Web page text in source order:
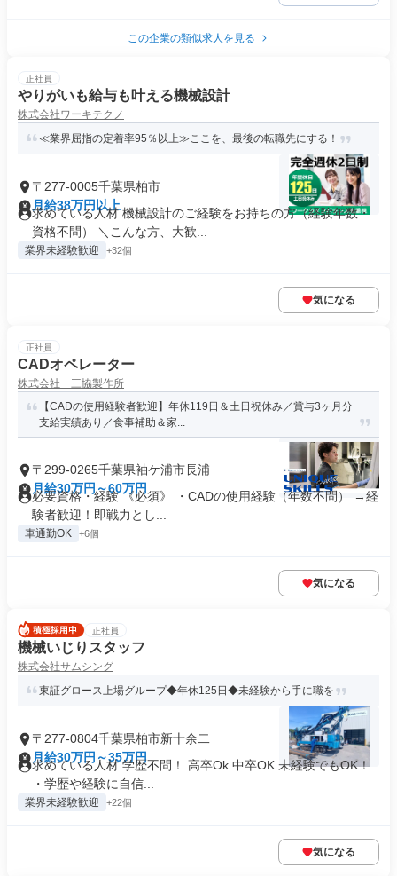
この企業の類似求人を見る
正社員
やりがいも給与も叶える機械設計
株式会社ワーキテクノ
≪業界屈指の定着率95％以上≫ここを、最後の転職先にする！
〒277-0005千葉県柏市
月給38万円以上
求めている人材 機械設計のご経験をお持ちの方（経験年数・
資格不問） ＼こんな方、大歓...
業界未経験歓迎 +32個
気になる
正社員
CADオペレーター
株式会社 三協製作所
【CADの使用経験者歓迎】年休119日＆土日祝休み／賞与3ヶ月分
支給実績あり／食事補助＆家...
〒299-0265千葉県袖ケ浦市長浦
月給30万円～60万円
必要資格・経験 《必須》 ・CADの使用経験（年数不問） →経
験者歓迎！即戦力とし...
車通勤OK +6個
気になる
正社員
機械いじりスタッフ
株式会社サムシング
東証グロース上場グループ◆年休125日◆未経験から手に職を
〒277-0804千葉県柏市新十余二
月給30万円～35万円
求めている人材 学歴不問！ 高卒Ok 中卒OK 未経験でもOK！
・学歴や経験に自信...
業界未経験歓迎 +22個
気になる